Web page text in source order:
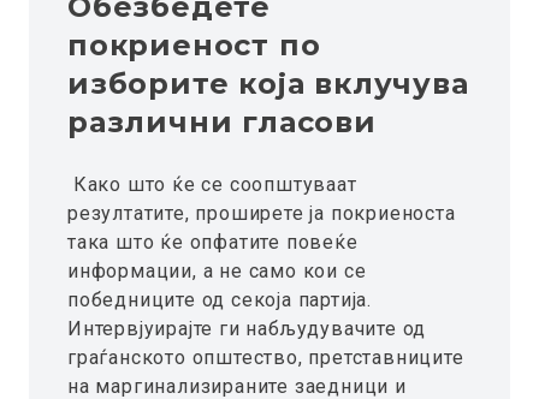
покриеност по
изборите која вклучува
различни гласови
Како што ќе се соопштуваат
резултатите, проширете ја покриеноста
така што ќе опфатите повеќе
информации, а не само кои се
победниците од секоја партија.
Интервјуирајте ги набљудувачите од
граѓанското општество, претставниците
на маргинализираните заедници и